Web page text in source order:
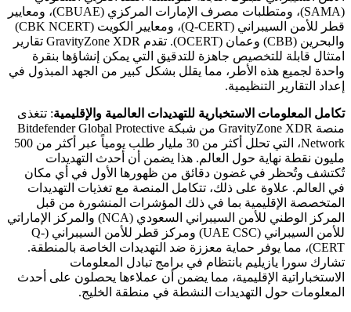
(SAMA)، ومتطلبات مصرف الإمارات المركزي (CBUAE)، ومعايير
قطر للأمن السيبراني (Q-CERT)، ومعايير الكويت (CBK NCERT)
والبحرين (CBB) وعمان (OCERT). تقدم GravityZone XDR تقارير
امتثال قابلة للتخصيص جاهزة للتدقيق التي يمكن إنشاؤها بنقرة
واحدة لجميع هذه الأطر، مما يقلل بشكل كبير من الجهد المبذول في
إعداد التقارير التنظيمية.
تكامل المعلومات الاستخبارية للتهديدات العالمية والإقليمية: تتغذى
منصة GravityZone XDR من شبكة Bitdefender Global Protective
Network، التي تحلل أكثر من 30 مليار طلب يومياً عبر أكثر من 500
مليون نقطة نهاية حول العالم. هذا يضمن أن أحدث التهديدات
تُكتشف وتُحظر في غضون دقائق من ظهورها الأول في أي مكان
في العالم. علاوة على ذلك، تتكامل المنصة مع تغذيات التهديدات
المتخصصة الإقليمية بما في ذلك المؤشرات المنشورة من قبل
المركز الوطني للأمن السيبراني السعودي (NCA) والمركز الإماراتي
للأمن السيبراني (UAE CSC) ومركز قطر للأمن السيبراني (Q-
CERT)، مما يوفر حماية معززة ضد التهديدات الخاصة بالمنطقة.
تشارك سورا يازيليم بانتظام في برامج تبادل المعلومات
الاستخباراتية الإقليمية، مما يضمن أن عملاءها يحصلون على أحدث
المعلومات حول التهديدات النشطة في منطقة الخليج.